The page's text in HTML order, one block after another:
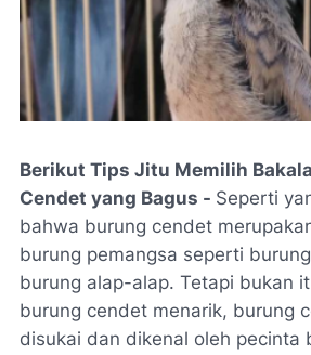
Berikut Tips Jitu Memilih
Cendet yang Bagus - Seperti
bahwa burung cendet
burung pemangsa seperti
burung alap-alap. Tetapi bukan
burung cendet menarik, burung
disukai dan dikenal oleh pecinta